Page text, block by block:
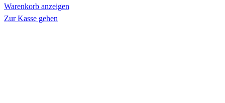
Warenkorb anzeigen
Zur Kasse gehen